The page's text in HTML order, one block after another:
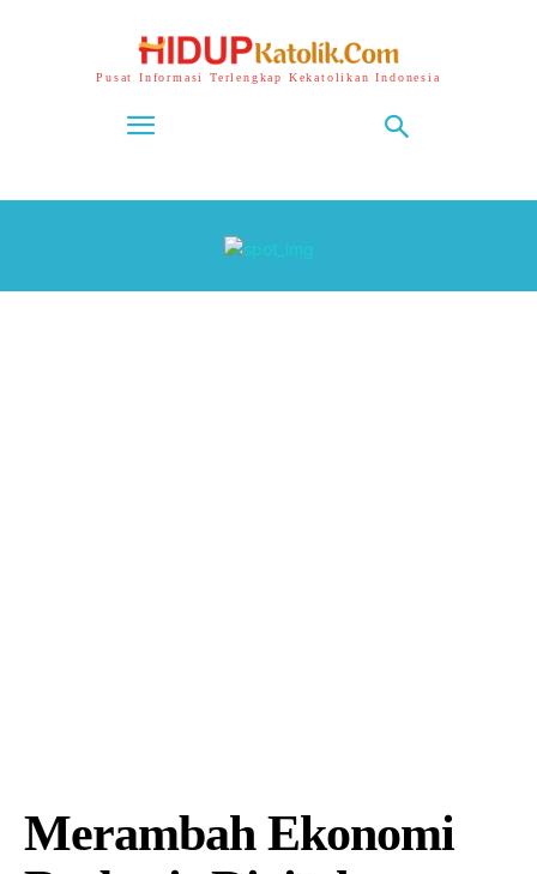
Pusat Informasi Terlengkap Kekatolikan Indonesia
Merambah Ekonomi